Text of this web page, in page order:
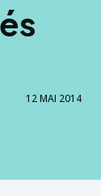
12 MAI 2014